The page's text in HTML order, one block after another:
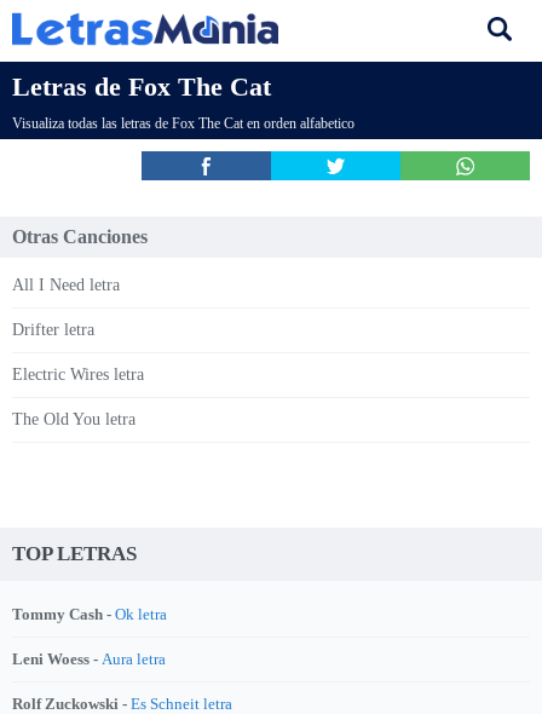
Letras de Fox The Cat
Visualiza todas las letras de Fox The Cat en orden alfabetico
Otras Canciones
All I Need letra
Drifter letra
Electric Wires letra
The Old You letra
TOP LETRAS
Tommy Cash - Ok letra
Leni Woess - Aura letra
Rolf Zuckowski - Es Schneit letra